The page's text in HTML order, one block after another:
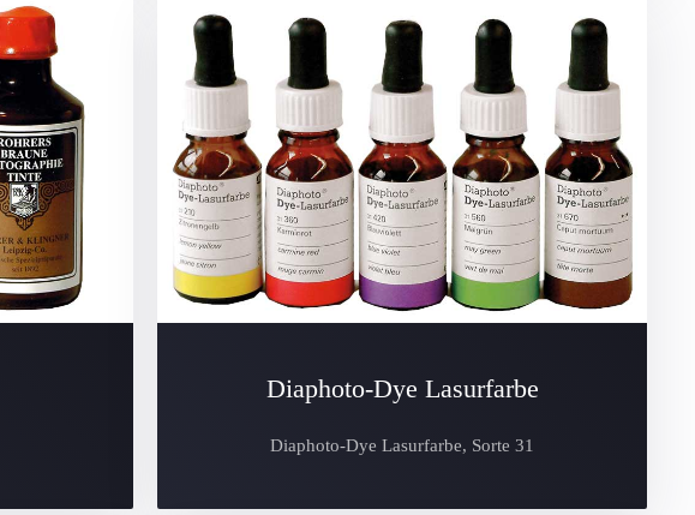
Diaphoto-Dye Lasurfarbe
Diaphoto-Dye Lasurfarbe, Sorte 31